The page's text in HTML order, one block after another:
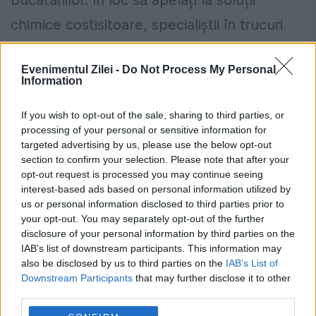
Evenimentul Zilei - Do Not Process My Personal
Information
If you wish to opt-out of the sale, sharing to third parties, or
processing of your personal or sensitive information for
targeted advertising by us, please use the below opt-out
section to confirm your selection. Please note that after your
opt-out request is processed you may continue seeing
interest-based ads based on personal information utilized by
us or personal information disclosed to third parties prior to
your opt-out. You may separately opt-out of the further
disclosure of your personal information by third parties on the
IAB’s list of downstream participants. This information may
also be disclosed by us to third parties on the IAB’s List of
Downstream Participants that may further disclose it to other
chimice costisitoare, specialiștii în trucuri
Aspiratorul, utilizări neobișnuite. Puțin
oameni îl folosesc în asemenea moduri
pentru a face curat
28 SEPTEMBRIE 2024
Aspiratorul rămâne principala armă pe care
o aveți la îndemână atunci când vine vorba